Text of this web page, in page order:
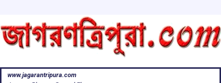
www.jagarantripura.com